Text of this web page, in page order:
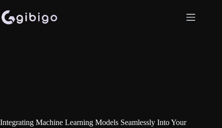
to
content
Integrating Machine Learning Models Seamlessly Into Your